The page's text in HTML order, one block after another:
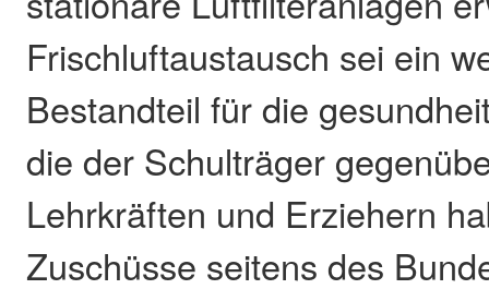
Frischluftaustausch sei ein
Bestandteil für die
die der Schulträger
Lehrkräften und Erziehern
Zuschüsse seitens des